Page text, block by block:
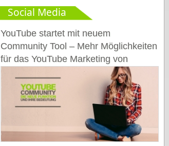
Social Media
YouTube startet mit neuem
Community Tool – Mehr Möglichkeiten
für das YouTube Marketing von